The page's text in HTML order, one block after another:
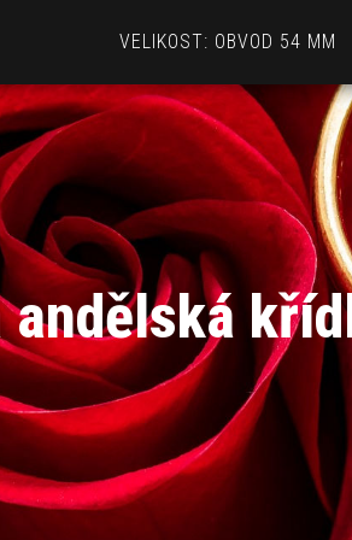
VELIKOST: OBVOD 54 MM
andělská